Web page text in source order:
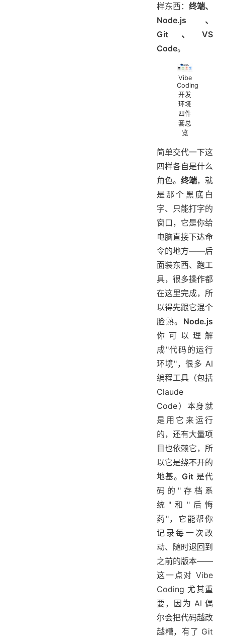
样东西： 终端、
Node.js、
Git、VS
Code。
Vibe
Coding
开发
环境
四件
套总
览
简单交代一下这
四样各自是什么
角色。 终端，就
是那个黑底白
字、只能打字的
窗口，它是你给
电脑直接下达命
令的地方——后
面装东西、跑工
具，很多操作都
在这里完成，所
以得先跟它混个
脸熟。 Node.js
你可以理解
成"代码的运行
环境"，很多 AI
编程工具（包括
Claude
Code）本身就
是用它来运行
的，还有大量项
目也依赖它，所
以它是绕不开的
地基。 Git 是代
码的"存档系
统"和"后悔
药"，它能帮你
记录每一次改
动、随时退回到
之前的版本——
这一点对 Vibe
Coding 尤其重
要，因为 AI 偶
尔会把代码越改
越糟，有了 Git